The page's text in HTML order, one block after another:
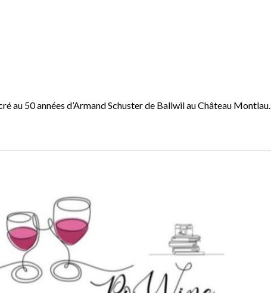
au 50 années d’Armand Schuster de Ballwil au Château Montlau.